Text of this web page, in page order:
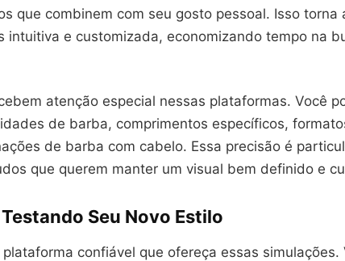
que combinem com seu gosto pessoal. Isso torna
intuitiva e customizada, economizando tempo na
atenção especial nessas plataformas. Você
de barba, comprimentos específicos,
de barba com cabelo. Essa precisão é
que querem manter um visual bem definido e
Seu Novo Estilo
confiável que ofereça essas simulações.